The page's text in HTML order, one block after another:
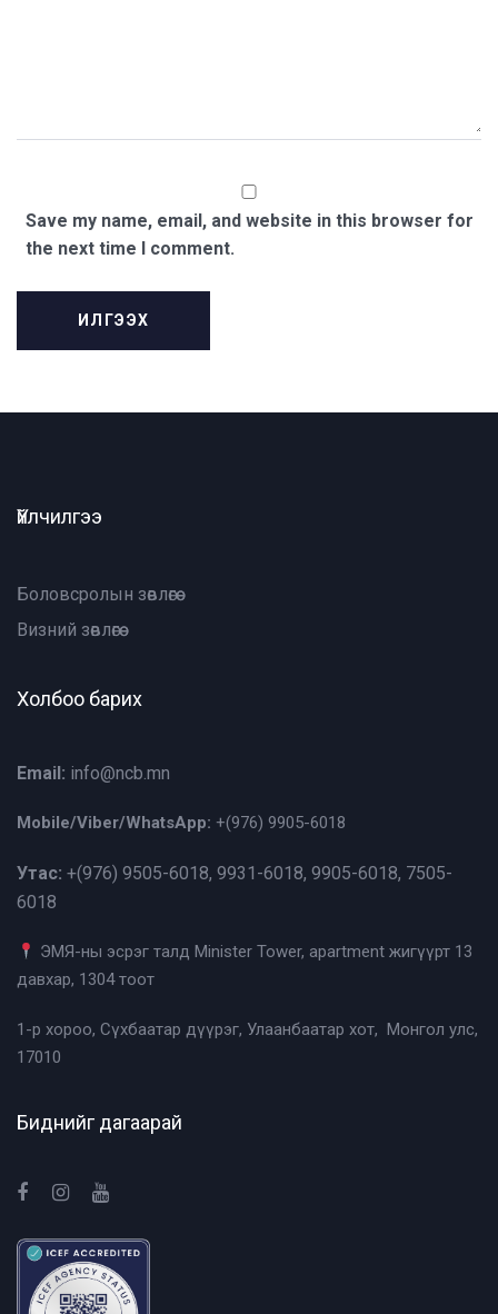
Save my name, email, and website in this browser for
the next time I comment.
Үйлчилгээ
Боловсролын зөвлөгөө
Визний зөвлөгөө
Холбоо барих
Email: info@ncb.mn
Mobile/Viber/WhatsApp: +(976) 9905-6018
Утас: +(976) 9505-6018, 9931-6018, 9905-6018, 7505-
6018
ЭМЯ-ны эсрэг талд Minister Tower, apartment жигүүрт 13
давхар, 1304 тоот
1-р хороо, Сүхбаатар дүүрэг, Улаанбаатар хот, Монгол улс,
17010
Биднийг дагаарай